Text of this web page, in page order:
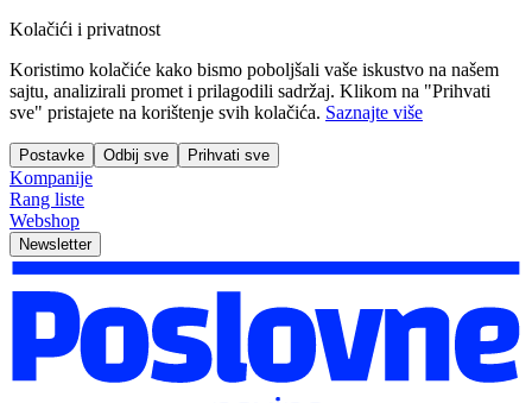
Kolačići i privatnost
Koristimo kolačiće kako bismo poboljšali vaše iskustvo na našem
sajtu, analizirali promet i prilagodili sadržaj. Klikom na "Prihvati
sve" pristajete na korištenje svih kolačića. Saznajte više
Postavke Odbij sve Prihvati sve
Kompanije
Rang liste
Webshop
Newsletter